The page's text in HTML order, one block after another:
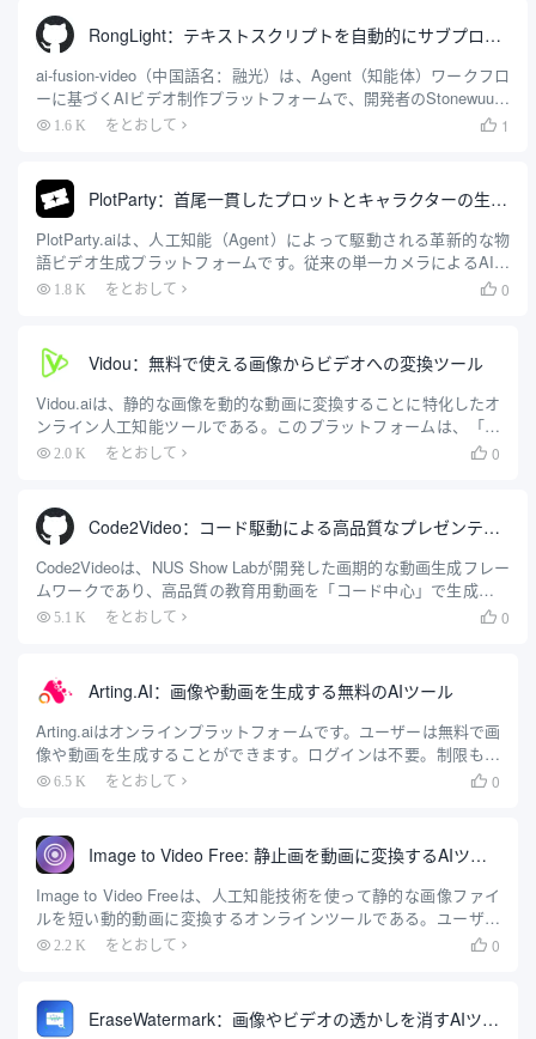
RongLight：テキストスクリプトを自動的にサブプロットに解析し、ビデオに合成するインテリジェントなオーサリングプラットフォーム。
ai-fusion-video（中国語名：融光）は、Agent（知能体）ワークフロ
ーに基づくAIビデオ制作プラットフォームで、開発者のStonewuuに
よってオープンソース化されている。このプラットフォームは、複
入力するのは...
1.6 K をとおして  1
PlotParty：首尾一貫したプロットとキャラクターの生成を支援するワンストップAIビデオ作成ツール
PlotParty.aiは、人工知能（Agent）によって駆動される革新的な物
語ビデオ生成プラットフォームです。従来の単一カメラによるAIブ
ラインドボックス動画生成とは異なり、PlotPartyはAI動画作成にお
ーは簡単な...
1.8 K をとおして  0
Vidou：無料で使える画像からビデオへの変換ツール
Vidou.aiは、静的な画像を動的な動画に変換することに特化したオ
ンライン人工知能ツールである。このプラットフォームは、「す
ぐに使える」「しきい値ゼロ」の体験に重点を置いており、ユー
ることができる。このシステムは、深く最適化されたAIモデルで
構築されており、...
2.0 K をとおして  0
Code2Video：コード駆動による高品質なプレゼンテーションビデオの生成のためのインテリジェントなボディフレームワーク
Code2Videoは、NUS Show Labが開発した画期的な動画生成フレー
ムワークであり、高品質の教育用動画を「コード中心」で生成する
ことを基本理念としている。ピクセルを直接生成する従来のAI動画
5.1 K をとおして  0
Arting.AI：画像や動画を生成する無料のAIツール
Arting.aiはオンラインプラットフォームです。ユーザーは無料で画
像や動画を生成することができます。ログインは不要。制限もな
い。このプラットフォームは、AI技術を使用して、テキストプロ
像、画像から画像、テキストから動画、画像から動画がある。ま
た、画像強調、動画強調などの編集ツールもあります。.
6.5 K をとおして  0
Image to Video Free: 静止画を動画に変換するAIツール
Image to Video Freeは、人工知能技術を使って静的な画像ファイ
ルを短い動的動画に変換するオンラインツールである。ユーザー
が画像をアップロードし、説明的なテキストを入力すると、AIが
2.2 K をとおして  0
EraseWatermark：画像やビデオの透かしを消すAIツール